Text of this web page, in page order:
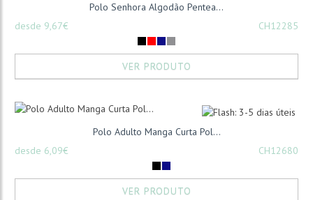
Polo Senhora Algodão Pentea...
desde 9,67€
CH12285
VER PRODUTO
Polo Adulto Manga Curta Pol...
desde 6,09€
CH12680
VER PRODUTO